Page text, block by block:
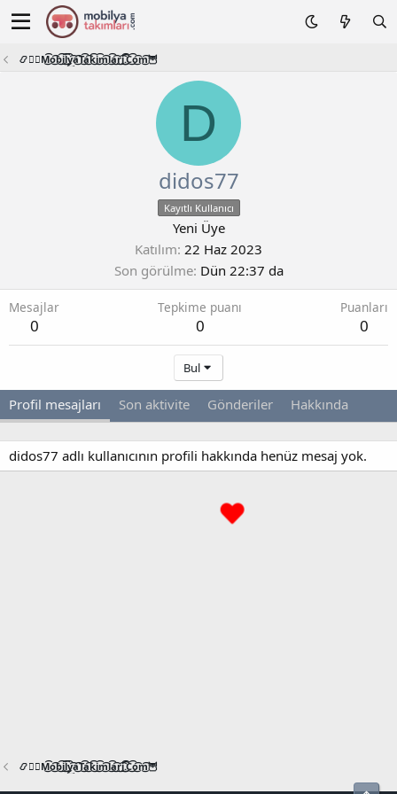
📿🧙‍♂️M͜͡o͜͡b͜͡i͜͡l͜͡y͜͡a͜͡T͜͡a͜͡k͜͡i͜͡m͜͡l͜͡a͜͡r͜͡i͜͡.͜͡C͜͡o͜͡m͜͡🦉
D
didos77
Kayıtlı Kullanıcı
Yeni Üye
Katılım 22 Haz 2023
Son görülme Dün 22:37 da
Mesajlar
0
Tepkime puanı
0
Puanları
0
Bul
Profil mesajları Son aktivite Gönderiler Hakkında
didos77 adlı kullanıcının profili hakkında henüz mesaj yok.
📿🧙‍♂️M͜͡o͜͡b͜͡i͜͡l͜͡y͜͡a͜͡T͜͡a͜͡k͜͡i͜͡m͜͡l͜͡a͜͡r͜͡i͜͡.͜͡C͜͡o͜͡m͜͡🦉